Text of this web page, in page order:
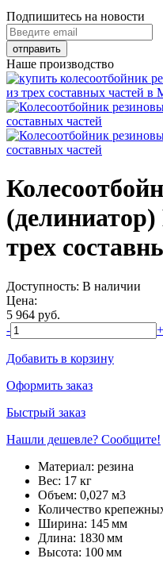
Подпишитесь на новости
Наше производство
трех
Доступность: В наличии
Цена:
5 964 руб.
-
+
Добавить в корзину
Оформить заказ
Быстрый заказ
Нашли дешевле? Сообщите!
Материал: резина
Вес: 17 кг
Объем: 0,027 м3
Количество
Ширина: 145мм
Длина: 1830мм
Высота: 100мм